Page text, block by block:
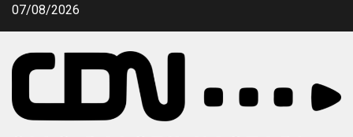
Przejdź
07/08/2026